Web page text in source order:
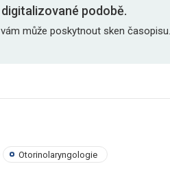
podobě.
může poskytnout sken časopisu.
Otorinolaryngologie